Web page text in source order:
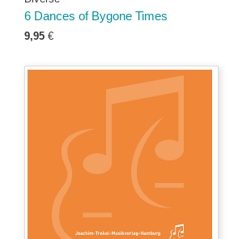
6 Dances of Bygone Times
9,95 €